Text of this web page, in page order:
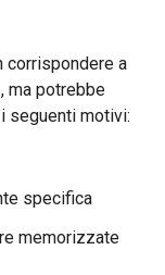
corrispondere a
ma potrebbe
seguenti motivi:
specifica
memorizzate